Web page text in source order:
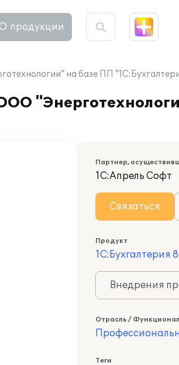
О продукции
на базе ПП
Партнер,
1С:Апрель Софт
Связаться
Продукт
1С:Бухгалтерия 8
Внедрения
Отрасль /
Теги